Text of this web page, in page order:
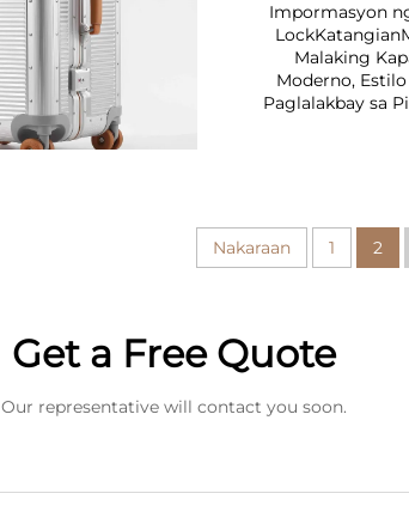
Impormasyon
Malaking
Moderno,
Paglalakbay sa
Nakaraan 1 2
Get a Free Quote
Our representative will contact you soon.